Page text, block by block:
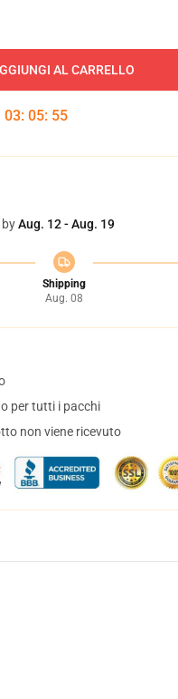
AL CARRELLO
03: 05: 54
Aug. 12 - Aug. 19
Shipping
Aug. 08
per tutti i pacchi
non viene ricevuto